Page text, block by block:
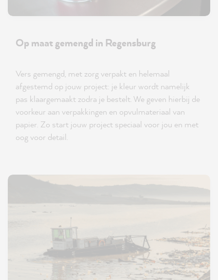
Op maat gemengd in Regensburg
Vers gemengd, met zorg verpakt en helemaal
afgestemd op jouw project: je kleur wordt namelijk
pas klaargemaakt zodra je bestelt. We geven hierbij de
voorkeur aan verpakkingen en opvulmateriaal van
papier. Zo start jouw project speciaal voor jou en met
oog voor detail.